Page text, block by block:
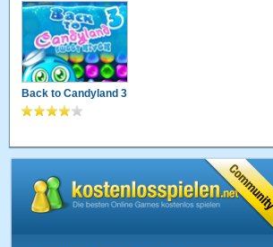
Back to Candyland 3